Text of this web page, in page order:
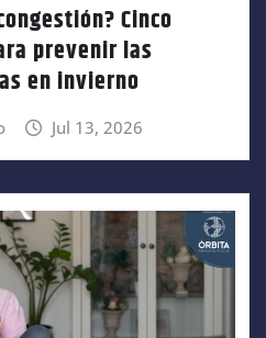
Cinco
prevenir las
en invierno
Jul 13, 2026